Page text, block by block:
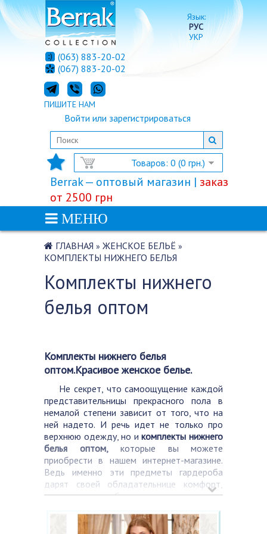
Язык:
РУС
УКР
Товаров: 0 (0 грн.)
Войти или зарегистрироваться
(063) 883-20-02
(067) 883-20-02
ПИШИТЕ НАМ
Berrak — оптовый магазин | заказ
от 2500 грн
МЕНЮ
ГЛАВНАЯ » ЖЕНСКОЕ БЕЛЬЁ »
КОМПЛЕКТЫ НИЖНЕГО БЕЛЬЯ
Комплекты нижнего
белья оптом
Комплекты нижнего белья
оптом.Красивое женское белье.
Не секрет, что самоощущение каждой
представительницы прекрасного пола в
немалой степени зависит от того, что на
ней надето. И речь идет не только про
верхнюю одежду, но икомплекты нижнего
белья оптом,которые вы можете
приобрести в нашем интернет-магазине.
Ведь именно эти предметы гардероба
дарят своей обладательнице комфорт,
уверенность в себе и даже делают ее еще
Вот почему комплекты нижнего белья